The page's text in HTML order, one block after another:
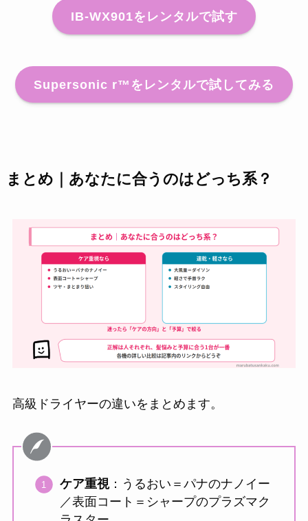
IB-WX901をレンタルで試す
Supersonic r™をレンタルで試してみる
まとめ｜あなたに合うのはどっち系？
高級ドライヤーの違いをまとめます。
ケア重視：うるおい＝パナのナノイー
／表面コート＝シャープのプラズマク